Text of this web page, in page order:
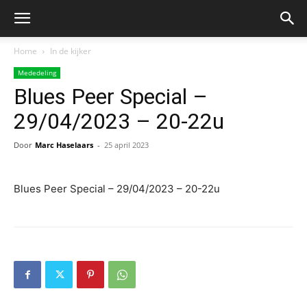
Home In de kijker
Mededeling
Blues Peer Special –
29/04/2023 – 20-22u
Door Marc Haselaars - 25 april 2023
Blues Peer Special – 29/04/2023 – 20-22u